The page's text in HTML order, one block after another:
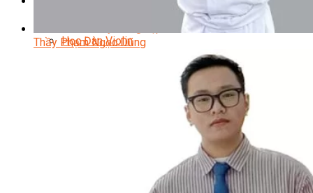
Nhạc Công Chuyên Nghiệp
Học Đàn Violin
Học Electric Guitar (Guitar Điện)
Học Đánh Trống Jazz
Thầy Phạm Ngọc Dũng